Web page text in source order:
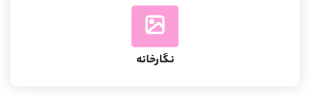
نگارخانه